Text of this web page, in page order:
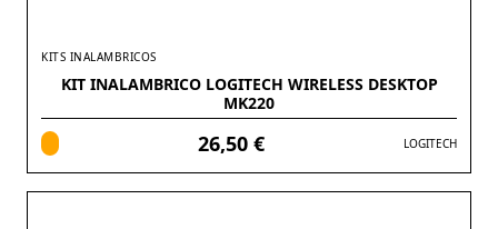
KITS INALAMBRICOS
KIT INALAMBRICO LOGITECH WIRELESS DESKTOP
MK220
26,50 € LOGITECH